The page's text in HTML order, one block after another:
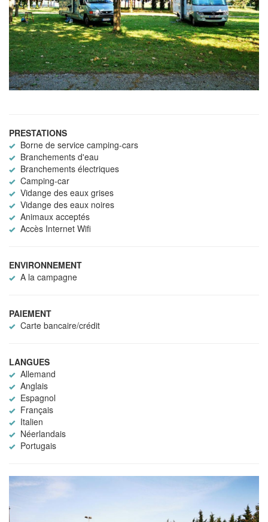
PRESTATIONS
Borne de service camping-cars
Branchements d'eau
Branchements électriques
Camping-car
Vidange des eaux grises
Vidange des eaux noires
Animaux acceptés
Accès Internet Wifi
ENVIRONNEMENT
A la campagne
PAIEMENT
Carte bancaire/crédit
LANGUES
Allemand
Anglais
Espagnol
Français
Italien
Néerlandais
Portugais